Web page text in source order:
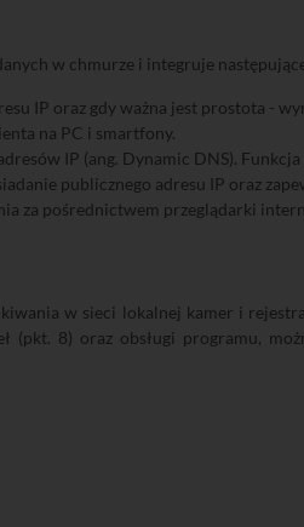
w chmurze i integruje
IP oraz gdy ważna jest prostota -
na PC i smartfony.
IP (ang. Dynamic DNS).
publicznego adresu IP oraz
za pośrednictwem przeglądarki
w sieci lokalnej kamer i
(pkt. 8) oraz obsługi programu,